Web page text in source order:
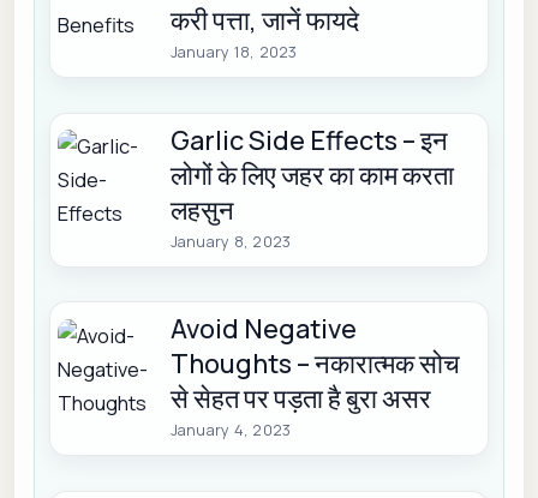
करी पत्ता, जानें फायदे
January 18, 2023
Garlic Side Effects – इन
लोगों के लिए जहर का काम करता
लहसुन
January 8, 2023
Avoid Negative
Thoughts – नकारात्मक सोच
से सेहत पर पड़ता है बुरा असर
January 4, 2023